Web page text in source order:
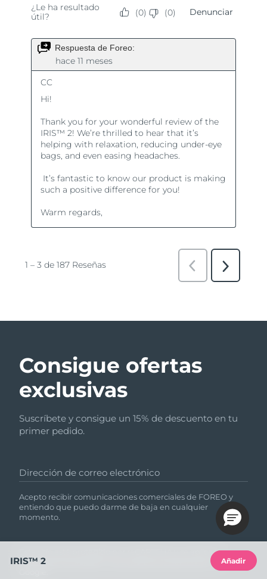
Consigue ofertas
exclusivas
Suscríbete y consigue un 15% de descuento en tu
primer pedido.
Dirección de correo electrónico
Acepto recibir comunicaciones comerciales de FOREO y
entiendo que puedo darme de baja en cualquier
momento.
Este sitio está protegido por reCAPTCHA y se aplica la
Política de privacidad
las Condiciones del servicio de
IRIS™ 2 Añadir